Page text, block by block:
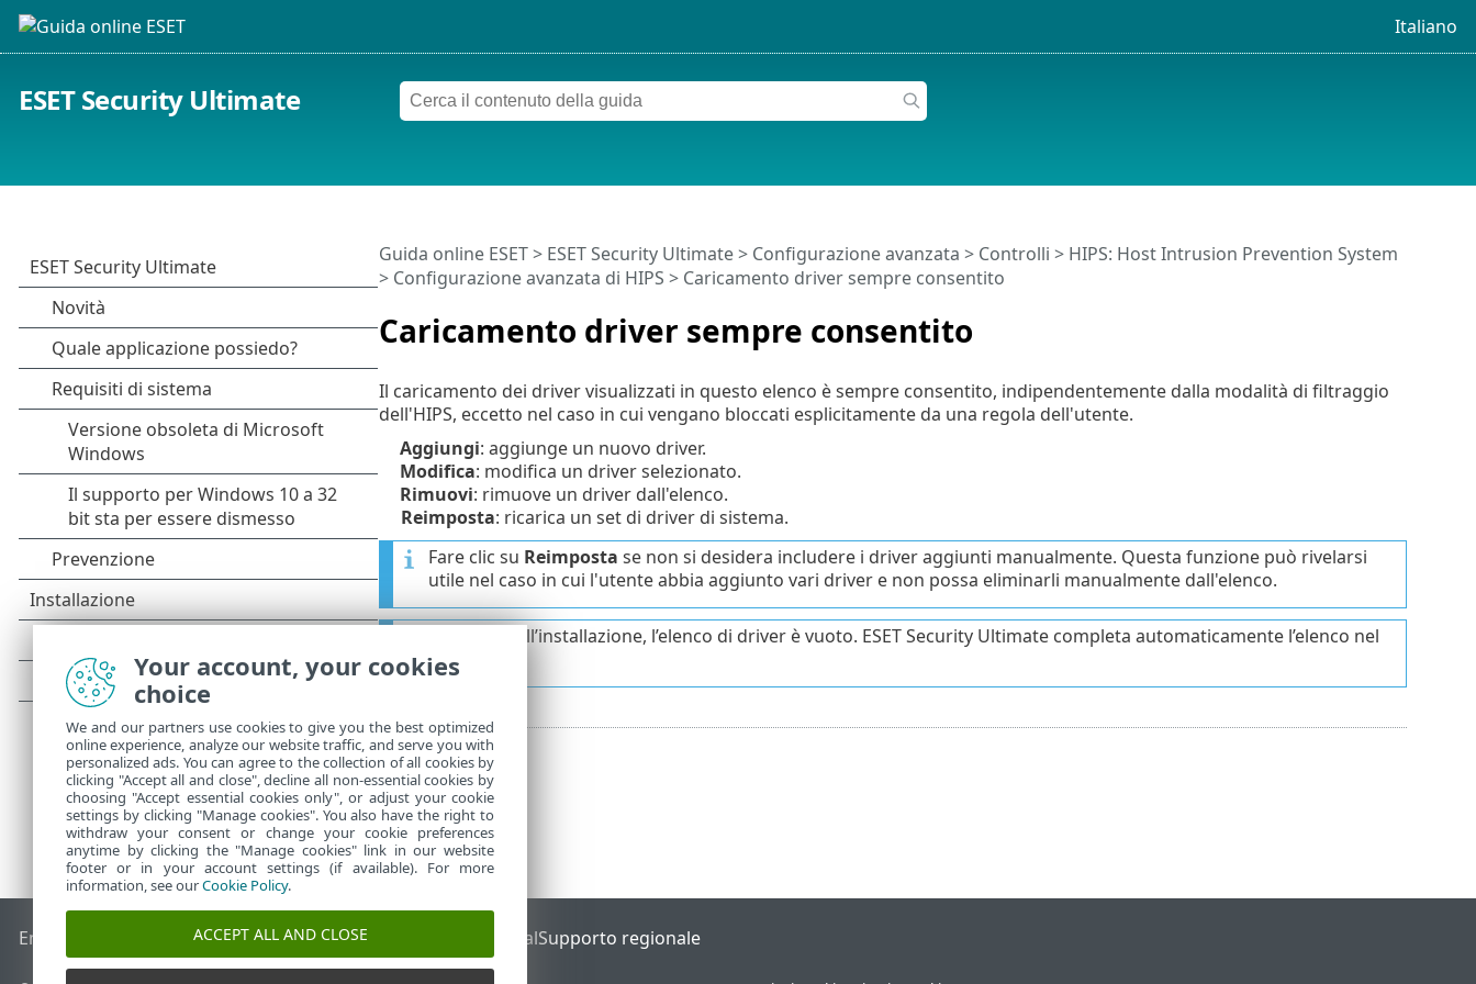
Italiano
ESET Security Ultimate
Caricamento driver sempre consentito
Guida online ESET> ESET Security Ultimate> Configurazione avanzata > Controlli > HIPS: Host Intrusion Prevention System
> Configurazione avanzata di HIPS > Caricamento driver sempre consentito
Il caricamento dei driver visualizzati in questo elenco è sempre consentito, indipendentemente dalla modalità di filtraggio
dell'HIPS, eccetto nel caso in cui vengano bloccati esplicitamente da una regola dell'utente.
Aggiungi: aggiunge un nuovo driver.
Modifica: modifica un driver selezionato.
Rimuovi: rimuove un driver dall'elenco.
Reimposta: ricarica un set di driver di sistema.
Fare clic su Reimposta se non si desidera includere i driver aggiunti manualmente. Questa funzione può rivelarsi
utile nel caso in cui l'utente abbia aggiunto vari driver e non possa eliminarli manualmente dall'elenco.
In seguito all’installazione, l’elenco di driver è vuoto. ESET Security Ultimate completa automaticamente l’elenco nel
tempo.
End of Life ESET Knowledge BaseForum ESET ESET Status PortalSupporto regionale
Your account, your cookies
choice
We and our partners use cookies to give you the best optimized
online experience, analyze our website traffic, and serve you with
personalized ads. You can agree to the collection of all cookies by
clicking "Accept all and close", decline all non-essential cookies by
choosing "Accept essential cookies only", or adjust your cookie
settings by clicking "Manage cookies". You also have the right to
withdraw your consent or change your cookie preferences
anytime by clicking the "Manage cookies" link in our website
footer or in your account settings (if available). For more
information, see ourCookie Policy.
ACCEPT ALL AND CLOSE